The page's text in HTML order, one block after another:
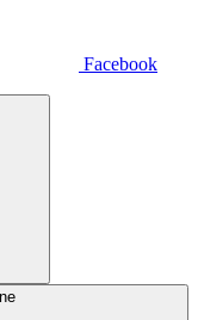
Facebook